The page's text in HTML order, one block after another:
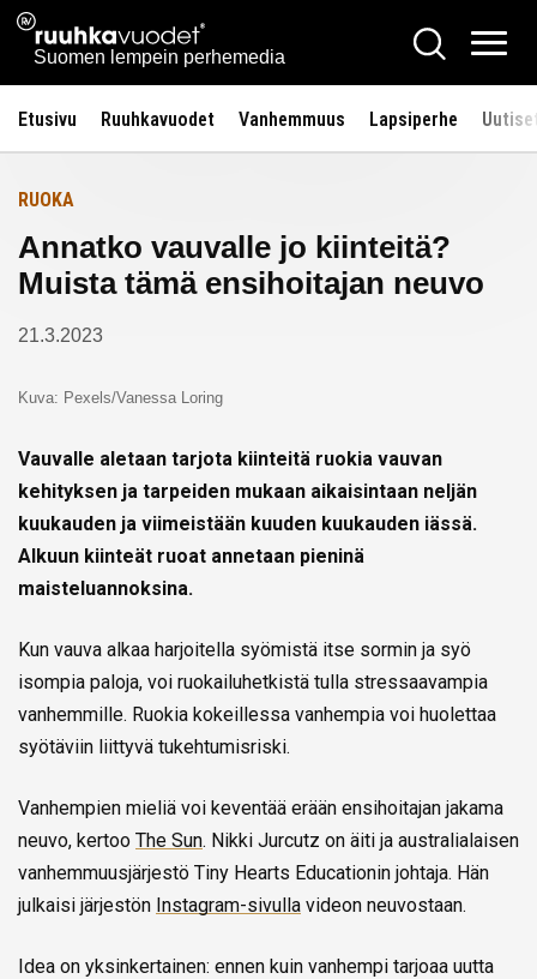
Siirry
sisältöön
Ruuhkavuodet.fi
Suomen lempein perhemedia
Hae
Etusivu Ruuhkavuodet Vanhemmuus Lapsiperhe
Etusivulle
RUOKA
Annatko vauvalle jo kiinteitä?
Muista tämä ensihoitajan neuvo
21.3.2023
Kuva: Pexels/Vanessa Loring
Vauvalle aletaan tarjota kiinteitä ruokia vauvan
kehityksen ja tarpeiden mukaan aikaisintaan neljän
kuukauden ja viimeistään kuuden kuukauden iässä.
Alkuun kiinteät ruoat annetaan pieninä
maisteluannoksina.
Kun vauva alkaa harjoitella syömistä itse sormin ja syö
isompia paloja, voi ruokailuhetkistä tulla stressaavampia
vanhemmille. Ruokia kokeillessa vanhempia voi huolettaa
syötäviin liittyvä tukehtumisriski.
Vanhempien mieliä voi keventää erään ensihoitajan jakama
neuvo, kertoo The Sun. Nikki Jurcutz on äiti ja australialaisen
vanhemmuusjärjestö Tiny Hearts Educationin johtaja. Hän
julkaisi järjestön Instagram-sivulla videon neuvostaan.
Idea on yksinkertainen: ennen kuin vanhempi tarjoaa uutta